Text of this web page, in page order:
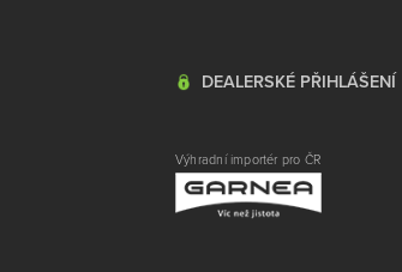
DEALERSKÉ PŘIHLÁŠENÍ
Výhradní importér pro ČR